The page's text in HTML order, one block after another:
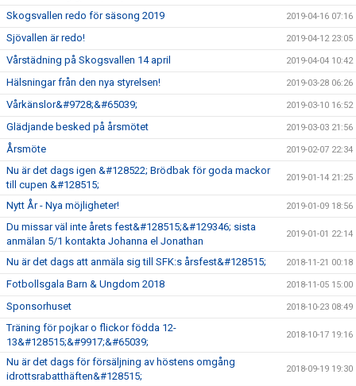
Skogsvallen redo för säsong 2019 2019-04-16 07:16
Sjövallen är redo! 2019-04-12 23:05
Vårstädning på Skogsvallen 14 april 2019-04-04 10:42
Hälsningar från den nya styrelsen! 2019-03-28 06:26
Vårkänslor&#9728;&#65039; 2019-03-10 16:52
Glädjande besked på årsmötet 2019-03-03 21:56
Årsmöte 2019-02-07 22:34
Nu är det dags igen &#128522; Brödbak för goda mackor
till cupen &#128515;
2019-01-14 21:25
Nytt År - Nya möjligheter! 2019-01-09 18:56
Du missar väl inte årets fest&#128515;&#129346; sista
anmälan 5/1 kontakta Johanna el Jonathan
2019-01-01 22:14
Nu är det dags att anmäla sig till SFK:s årsfest&#128515; 2018-11-21 00:18
Fotbollsgala Barn & Ungdom 2018 2018-11-05 15:00
Sponsorhuset 2018-10-23 08:49
Träning för pojkar o flickor födda 12-
13&#128515;&#9917;&#65039;
2018-10-17 19:16
Nu är det dags för försäljning av höstens omgång
idrottsrabatthäften&#128515;
2018-09-19 19:30